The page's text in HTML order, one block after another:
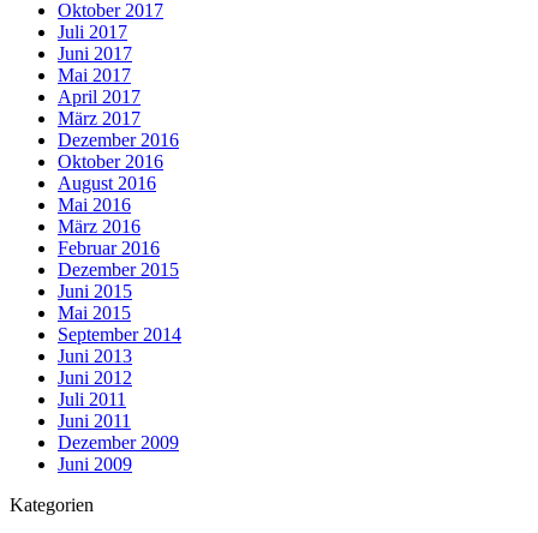
Oktober 2017
Juli 2017
Juni 2017
Mai 2017
April 2017
März 2017
Dezember 2016
Oktober 2016
August 2016
Mai 2016
März 2016
Februar 2016
Dezember 2015
Juni 2015
Mai 2015
September 2014
Juni 2013
Juni 2012
Juli 2011
Juni 2011
Dezember 2009
Juni 2009
Kategorien